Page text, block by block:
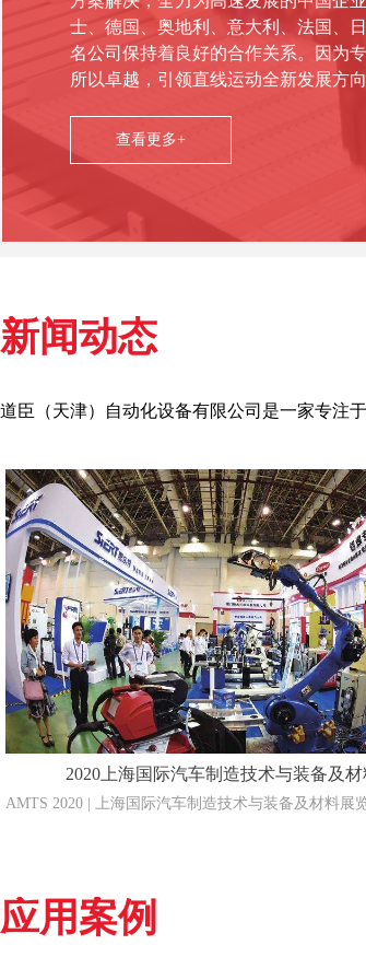
士、德国、奥地利、意大利、法国、
名公司保持着良好的合作关系。因为
所以卓越，引领直线运动全新发展方向
查看更多+
新闻动态
道臣（天津）自动化设备有限公司是一家专注
2020上海国际汽车制造技术与装备及
AMTS 2020 | 上海国际汽车制造技术与装备及材料展
应用案例